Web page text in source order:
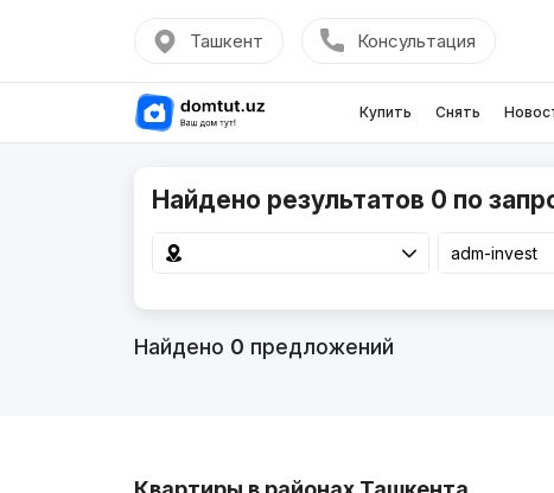
Ташкент Консультация
Купить Снять
Найдено результатов 0 по
Найдено 0 предложений